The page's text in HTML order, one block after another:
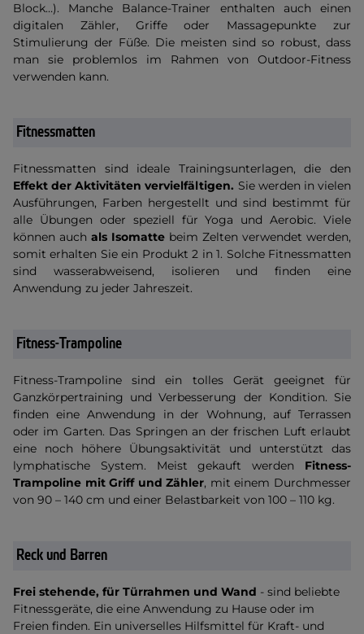
Block…). Manche Balance-Trainer enthalten auch einen
digitalen Zähler, Griffe oder Massagepunkte zur
Stimulierung der Füße. Die meisten sind so robust, dass
man sie problemlos im Rahmen von Outdoor-Fitness
verwenden kann.
Fitnessmatten
Fitnessmatten sind ideale Trainingsunterlagen, die den
Effekt der Aktivitäten vervielfältigen. Sie werden in vielen
Ausführungen, Farben hergestellt und sind bestimmt für
alle Übungen oder speziell für Yoga und Aerobic. Viele
können auch als Isomatte beim Zelten verwendet werden,
somit erhalten Sie ein Produkt 2 in 1. Solche Fitnessmatten
sind wasserabweisend, isolieren und finden eine
Anwendung zu jeder Jahreszeit.
Fitness-Trampoline
Fitness-Trampoline sind ein tolles Gerät geeignet für
Ganzkörpertraining und Verbesserung der Kondition. Sie
finden eine Anwendung in der Wohnung, auf Terrassen
oder im Garten. Das Springen an der frischen Luft erlaubt
eine noch höhere Übungsaktivität und unterstützt das
lymphatische System. Meist gekauft werden Fitness-
Trampoline mit Griff und Zähler, mit einem Durchmesser
von 90 – 140 cm und einer Belastbarkeit von 100 – 110 kg.
Reck und Barren
Frei stehende, für Türrahmen und Wand - sind beliebte
Fitnessgeräte, die eine Anwendung zu Hause oder im
Freien finden. Ein universelles Hilfsmittel für Kraft- und